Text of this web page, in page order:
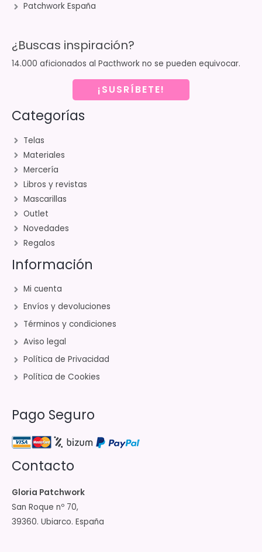
Patchwork España
¿Buscas inspiración?
14.000 aficionados al Pacthwork no se pueden equivocar.
¡SUSRÍBETE!
Categorías
Telas
Materiales
Mercería
Libros y revistas
Mascarillas
Outlet
Novedades
Regalos
Información
Mi cuenta
Envíos y devoluciones
Términos y condiciones
Aviso legal
Política de Privacidad
Política de Cookies
Pago Seguro
Contacto
Gloria Patchwork
San Roque nº 70,
39360. Ubiarco. España